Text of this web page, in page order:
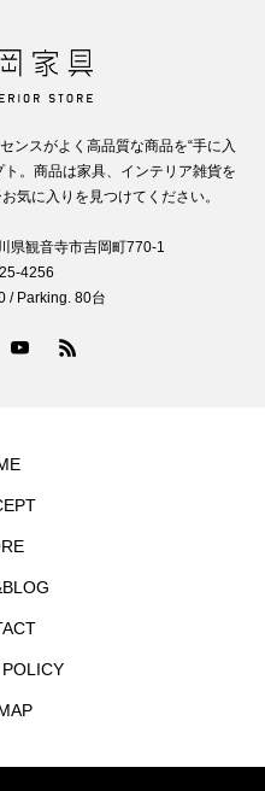
ンスがよく高品質な商品を“手に入
。商品は家具、インテリア雑貨を
気に入りを見つけてください。
観音寺市吉岡町770-1
4256
/ Parking. 80台